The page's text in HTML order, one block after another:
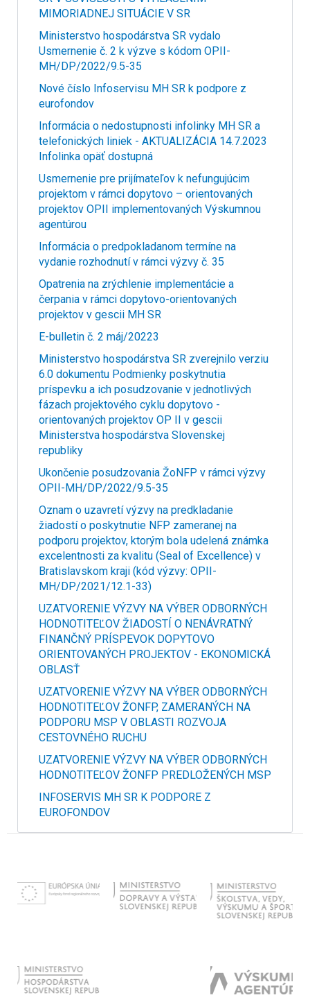
MIMORIADNEJ SITUÁCIE V SR
Ministerstvo hospodárstva SR vydalo
Usmernenie č. 2 k výzve s kódom OPII-
MH/DP/2022/9.5-35
Nové číslo Infoservisu MH SR k podpore z
eurofondov
Informácia o nedostupnosti infolinky MH SR a
telefonických liniek - AKTUALIZÁCIA 14.7.2023
Infolinka opäť dostupná
Usmernenie pre prijímateľov k nefungujúcim
projektom v rámci dopytovo – orientovaných
projektov OPII implementovaných Výskumnou
agentúrou
Informácia o predpokladanom termíne na
vydanie rozhodnutí v rámci výzvy č. 35
Opatrenia na zrýchlenie implementácie a
čerpania v rámci dopytovo-orientovaných
projektov v gescii MH SR
E-bulletin č. 2 máj/20223
Ministerstvo hospodárstva SR zverejnilo verziu
6.0 dokumentu Podmienky poskytnutia
príspevku a ich posudzovanie v jednotlivých
fázach projektového cyklu dopytovo -
orientovaných projektov OP II v gescii
Ministerstva hospodárstva Slovenskej
republiky
Ukončenie posudzovania ŽoNFP v rámci výzvy
OPII-MH/DP/2022/9.5-35
Oznam o uzavretí výzvy na predkladanie
žiadostí o poskytnutie NFP zameranej na
podporu projektov, ktorým bola udelená známka
excelentnosti za kvalitu (Seal of Excellence) v
Bratislavskom kraji (kód výzvy: OPII-
MH/DP/2021/12.1-33)
UZATVORENIE VÝZVY NA VÝBER ODBORNÝCH
HODNOTITEĽOV ŽIADOSTÍ O NENÁVRATNÝ
FINANČNÝ PRÍSPEVOK DOPYTOVO
ORIENTOVANÝCH PROJEKTOV - EKONOMICKÁ
OBLASŤ
UZATVORENIE VÝZVY NA VÝBER ODBORNÝCH
HODNOTITEĽOV ŽONFP, ZAMERANÝCH NA
PODPORU MSP V OBLASTI ROZVOJA
CESTOVNÉHO RUCHU
UZATVORENIE VÝZVY NA VÝBER ODBORNÝCH
HODNOTITEĽOV ŽONFP PREDLOŽENÝCH MSP
INFOSERVIS MH SR K PODPORE Z
EUROFONDOV